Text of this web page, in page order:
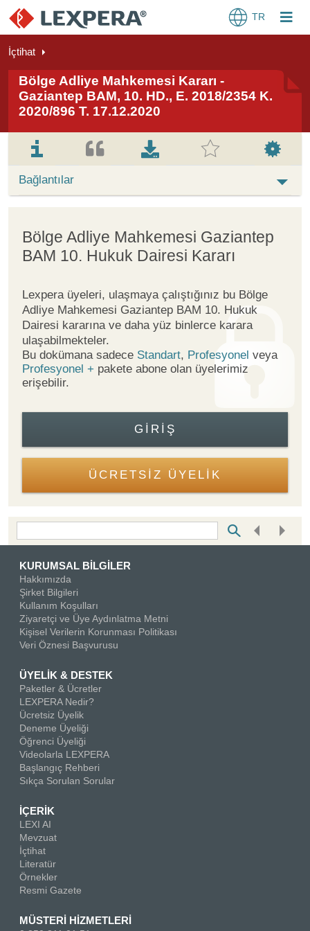
TR
İçtihat
Bölge Adliye Mahkemesi Kararı -
Gaziantep BAM, 10. HD., E. 2018/2354 K.
2020/896 T. 17.12.2020
Bağlantılar
Bölge Adliye Mahkemesi Gaziantep
BAM 10. Hukuk Dairesi Kararı
Lexpera üyeleri, ulaşmaya çalıştığınız bu Bölge
Adliye Mahkemesi Gaziantep BAM 10. Hukuk
Dairesi kararına ve daha yüz binlerce karara
ulaşabilmekteler.
Bu dokümana sadece Standart, Profesyonel veya
Profesyonel + pakete abone olan üyelerimiz
erişebilir.
GIRIŞ
ÜCRETSİZ ÜYELİK
KURUMSAL BİLGİLER
Hakkımızda
Şirket Bilgileri
Kullanım Koşulları
Ziyaretçi ve Üye Aydınlatma Metni
Kişisel Verilerin Korunması Politikası
Veri Öznesi Başvurusu
ÜYELİK & DESTEK
Paketler & Ücretler
LEXPERA Nedir?
Ücretsiz Üyelik
Deneme Üyeliği
Öğrenci Üyeliği
Videolarla LEXPERA
Başlangıç Rehberi
Sıkça Sorulan Sorular
İÇERİK
LEXI AI
Mevzuat
İçtihat
Literatür
Örnekler
Resmi Gazete
MÜSTERİ HİZMETLERİ